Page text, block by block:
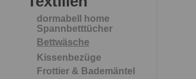
dormabell home
Spannbetttücher
Bettwäsche
Kissenbezüge
Frottier & Bademäntel